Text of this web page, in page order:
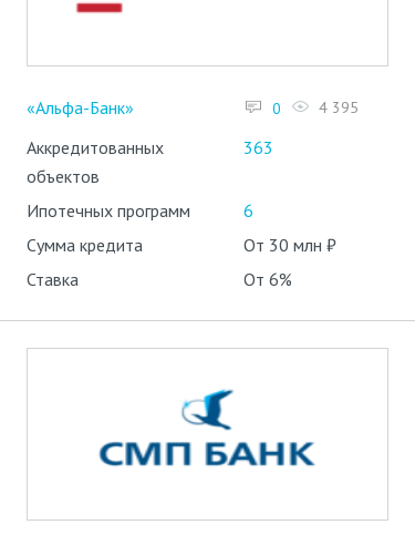
«Альфа-Банк» 0 4 395
Аккредитованных
объектов
363
Ипотечных программ
6
Сумма кредита
От 30 млн ₽
Ставка
От 6%